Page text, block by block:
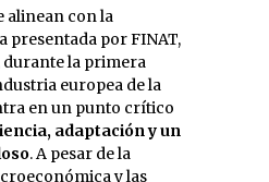
alinean con la
por FINAT,
durante la primera
europea de la
en un punto crítico
adaptación y un
. A pesar de la
y las